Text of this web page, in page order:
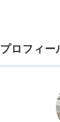
プロフィー